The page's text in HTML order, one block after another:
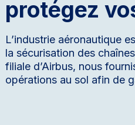
protégez
L’industrie aéronautique
la sécurisation des
filiale d’Airbus, nous
opérations au sol afin de